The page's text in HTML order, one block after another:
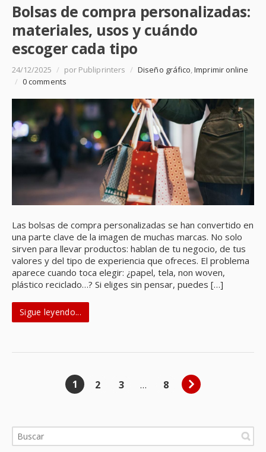
Bolsas de compra personalizadas:
materiales, usos y cuándo
escoger cada tipo
24/12/2025 / por Publiprinters / Diseño gráfico ,Imprimir online
/ 0 comments
Las bolsas de compra personalizadas se han convertido en
una parte clave de la imagen de muchas marcas. No solo
sirven para llevar productos: hablan de tu negocio, de tus
valores y del tipo de experiencia que ofreces. El problema
aparece cuando toca elegir: ¿papel, tela, non woven,
plástico reciclado…? Si eliges sin pensar, puedes […]
Sigue leyendo...
1 2 3 … 8